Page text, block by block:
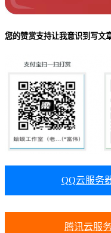
您的赞赏支持让我意识到写文
QQ云服务
腾讯云服